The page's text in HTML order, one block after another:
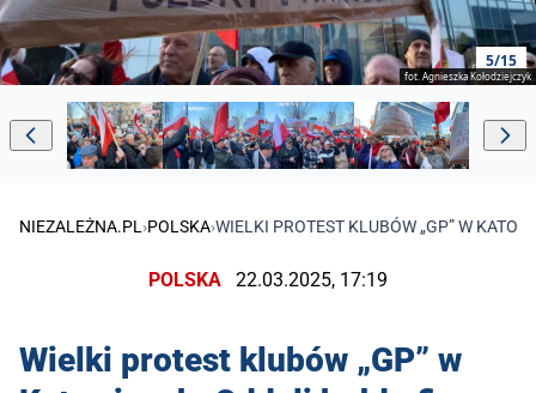
5/15
fot. Agnieszka Kołodziejczyk
NIEZALEŻNA.PL ›POLSKA›WIELKI PROTEST KLUBÓW „GP” W
POLSKA 22.03.2025, 17:19
Wielki protest klubów „GP” w